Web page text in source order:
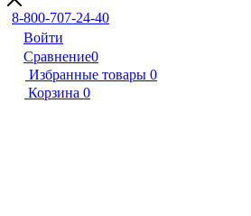
8-800-707-24-40
Войти
Сравнение0
Избранные товары 0
Корзина 0